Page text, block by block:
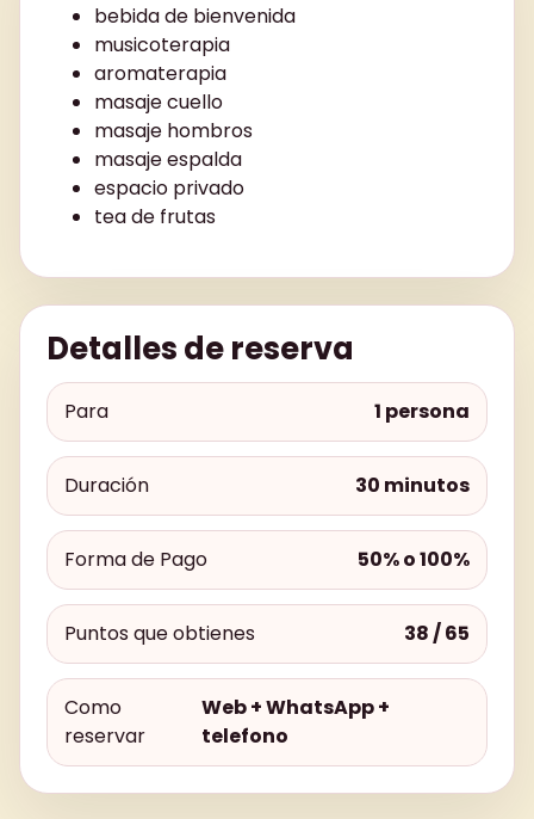
bebida de bienvenida
musicoterapia
aromaterapia
masaje cuello
masaje hombros
masaje espalda
espacio privado
tea de frutas
Detalles de reserva
Para 1 persona
Duración 30 minutos
Forma de Pago 50% o 100%
Puntos que obtienes 38 / 65
Como
reservar
Web + WhatsApp +
telefono